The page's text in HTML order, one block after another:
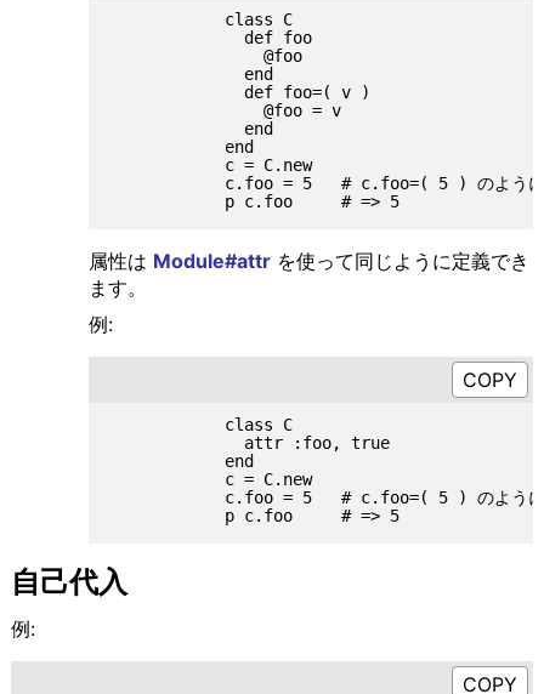
            class C
              def foo
                @foo
              end
              def foo=( v )
                @foo = v
              end
            end
            c = C.new
c.foo = 5   # c.foo=( 5 ) のように
            p c.foo     # => 5
属性は Module#attrを使って同じように定義でき
ます。
例:
            class C
              attr :foo, true
            end
            c = C.new
c.foo = 5   # c.foo=( 5 ) のように
            p c.foo     # => 5
自己代入
例: